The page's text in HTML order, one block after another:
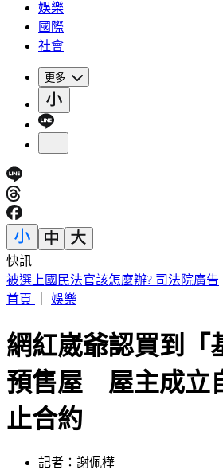
娛樂
國際
社會
更多
快訊
白海豚颱風擱淺又猛回血！水氣猛灌
首頁
娛樂
網紅崴爺認買到「
預售屋 屋主成立
止合約
記者：謝佩樺